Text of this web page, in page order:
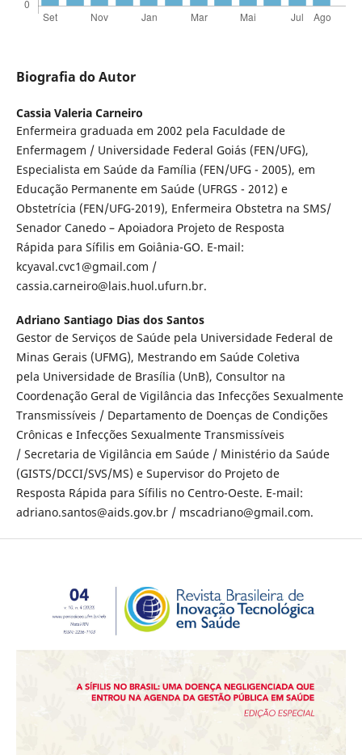
Biografia do Autor
Cassia Valeria Carneiro
Enfermeira graduada em 2002 pela Faculdade de
Enfermagem / Universidade Federal Goiás (FEN/UFG),
Especialista em Saúde da Família (FEN/UFG - 2005), em
Educação Permanente em Saúde (UFRGS - 2012) e
Obstetrícia (FEN/UFG-2019), Enfermeira Obstetra na SMS/
Senador Canedo – Apoiadora Projeto de Resposta
Rápida para Sífilis em Goiânia-GO. E-mail:
kcyaval.cvc1@gmail.com /
cassia.carneiro@lais.huol.ufurn.br.
Adriano Santiago Dias dos Santos
Gestor de Serviços de Saúde pela Universidade Federal de
Minas Gerais (UFMG), Mestrando em Saúde Coletiva
pela Universidade de Brasília (UnB), Consultor na
Coordenação Geral de Vigilância das Infecções Sexualmente
Transmissíveis / Departamento de Doenças de Condições
Crônicas e Infecções Sexualmente Transmissíveis
/ Secretaria de Vigilância em Saúde / Ministério da Saúde
(GISTS/DCCI/SVS/MS) e Supervisor do Projeto de
Resposta Rápida para Sífilis no Centro-Oeste. E-mail:
adriano.santos@aids.gov.br / mscadriano@gmail.com.